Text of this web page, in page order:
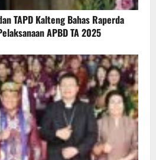
TAPD Kalteng Bahas Raperda
APBD TA 2025